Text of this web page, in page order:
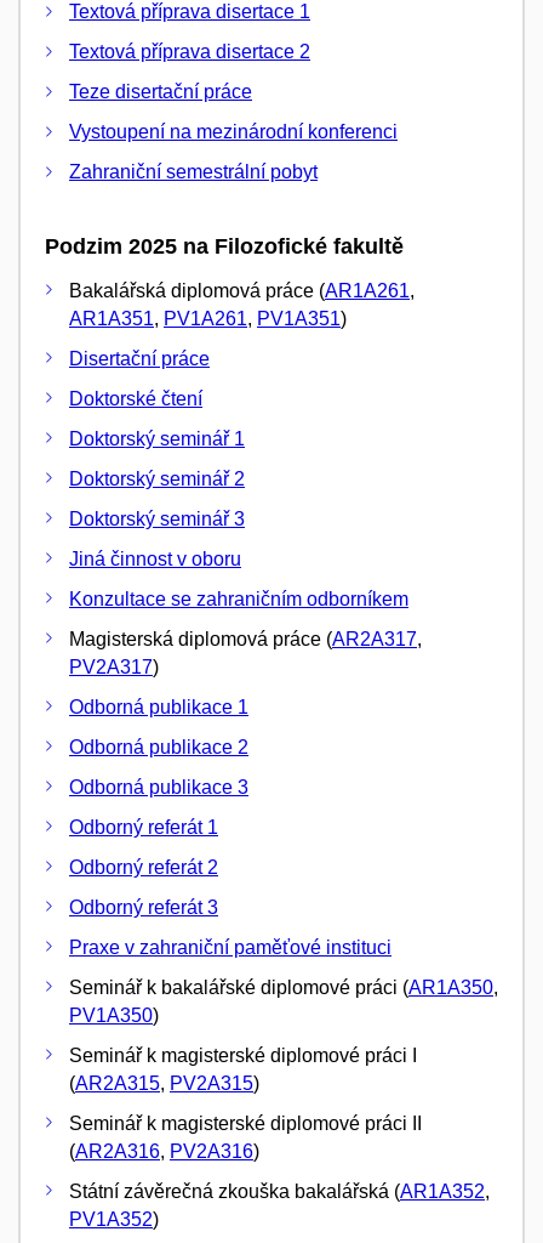
Textová příprava disertace 1
Textová příprava disertace 2
Teze disertační práce
Vystoupení na mezinárodní konferenci
Zahraniční semestrální pobyt
Podzim 2025 na Filozofické fakultě
Bakalářská diplomová práce (AR1A261,
AR1A351, PV1A261, PV1A351)
Disertační práce
Doktorské čtení
Doktorský seminář 1
Doktorský seminář 2
Doktorský seminář 3
Jiná činnost v oboru
Konzultace se zahraničním odborníkem
Magisterská diplomová práce (AR2A317,
PV2A317)
Odborná publikace 1
Odborná publikace 2
Odborná publikace 3
Odborný referát 1
Odborný referát 2
Odborný referát 3
Praxe v zahraniční paměťové instituci
Seminář k bakalářské diplomové práci (AR1A350,
PV1A350)
Seminář k magisterské diplomové práci I
(AR2A315, PV2A315)
Seminář k magisterské diplomové práci II
(AR2A316, PV2A316)
Státní závěrečná zkouška bakalářská (AR1A352,
PV1A352)